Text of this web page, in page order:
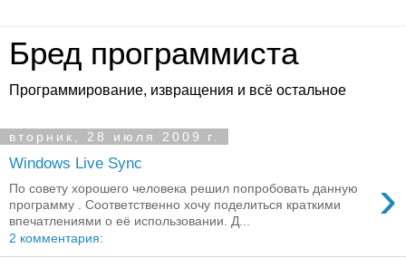
Бред программиста
Программирование, извращения и всё остальное
вторник, 28 июля 2009 г.
Windows Live Sync
›
По совету хорошего человека решил попробовать данную
программу . Соответственно хочу поделиться краткими
впечатлениями о её использовании. Д...
2 комментария: